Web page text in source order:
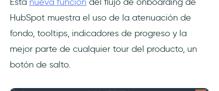
HubSpot muestra el uso de la atenuación de
fondo, tooltips, indicadores de progreso y la
mejor parte de cualquier tour del producto, un
botón de salto.